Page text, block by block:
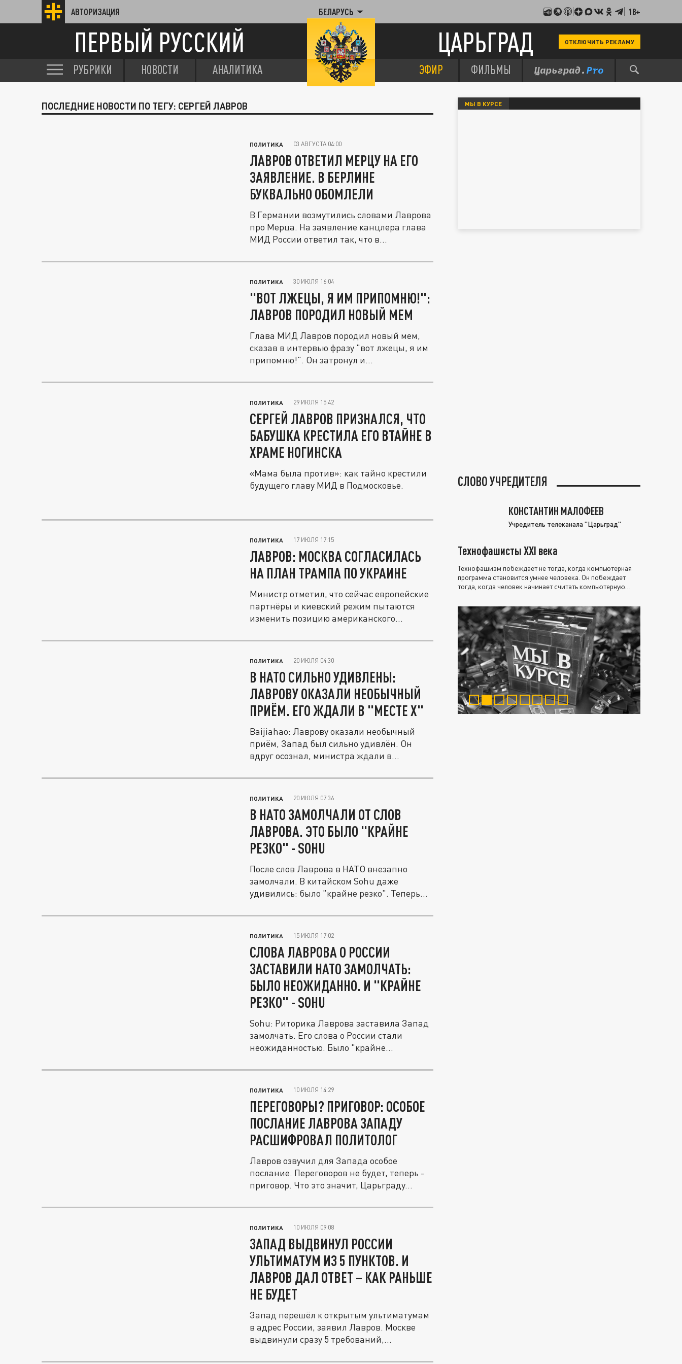
АВТОРИЗАЦИЯ БЕЛАРУСЬ 18+
ПЕРВЫЙ РУССКИЙ ЦАРЬГРАД ОТКЛЮЧИТЬ РЕКЛАМУ
РУБРИКИ НОВОСТИ АНАЛИТИКА ЭФИР ФИЛЬМЫ
ПОСЛЕДНИЕ НОВОСТИ ПО ТЕГУ: СЕРГЕЙ ЛАВРОВ
ПОЛИТИКА 03 АВГУСТА 04:00
ЛАВРОВ ОТВЕТИЛ МЕРЦУ НА ЕГО
ЗАЯВЛЕНИЕ. В БЕРЛИНЕ
БУКВАЛЬНО ОБОМЛЕЛИ
В Германии возмутились словами Лаврова
про Мерца. На заявление канцлера глава
МИД России ответил так, что в...
ПОЛИТИКА 30 ИЮЛЯ 16:04
"ВОТ ЛЖЕЦЫ, Я ИМ ПРИПОМНЮ!":
ЛАВРОВ ПОРОДИЛ НОВЫЙ МЕМ
Глава МИД Лавров породил новый мем,
сказав в интервью фразу "вот лжецы, я им
припомню!". Он затронул и...
ПОЛИТИКА 29 ИЮЛЯ 15:42
СЕРГЕЙ ЛАВРОВ ПРИЗНАЛСЯ, ЧТО
БАБУШКА КРЕСТИЛА ЕГО ВТАЙНЕ В
ХРАМЕ НОГИНСКА
«Мама была против»: как тайно крестили
будущего главу МИД в Подмосковье.
ПОЛИТИКА 17 ИЮЛЯ 17:15
ЛАВРОВ: МОСКВА СОГЛАСИЛАСЬ
НА ПЛАН ТРАМПА ПО УКРАИНЕ
Министр отметил, что сейчас европейские
партнёры и киевский режим пытаются
изменить позицию американского...
ПОЛИТИКА 20 ИЮЛЯ 04:30
В НАТО СИЛЬНО УДИВЛЕНЫ:
ЛАВРОВУ ОКАЗАЛИ НЕОБЫЧНЫЙ
ПРИЁМ. ЕГО ЖДАЛИ В "МЕСТЕ X"
Baijiahao: Лаврову оказали необычный
приём, Запад был сильно удивлён. Он
вдруг осознал, министра ждали в...
ПОЛИТИКА 20 ИЮЛЯ 07:36
В НАТО ЗАМОЛЧАЛИ ОТ СЛОВ
ЛАВРОВА. ЭТО БЫЛО "КРАЙНЕ
РЕЗКО" - SOHU
После слов Лаврова в НАТО внезапно
замолчали. В китайском Sohu даже
удивились: было "крайне резко". Теперь...
ПОЛИТИКА 15 ИЮЛЯ 17:02
СЛОВА ЛАВРОВА О РОССИИ
ЗАСТАВИЛИ НАТО ЗАМОЛЧАТЬ:
БЫЛО НЕОЖИДАННО. И "КРАЙНЕ
РЕЗКО" - SOHU
Sohu: Риторика Лаврова заставила Запад
замолчать. Его слова о России стали
неожиданностью. Было "крайне...
ПОЛИТИКА 10 ИЮЛЯ 14:29
ПЕРЕГОВОРЫ? ПРИГОВОР: ОСОБОЕ
ПОСЛАНИЕ ЛАВРОВА ЗАПАДУ
РАСШИФРОВАЛ ПОЛИТОЛОГ
Лавров озвучил для Запада особое
послание. Переговоров не будет, теперь -
приговор. Что это значит, Царьграду...
ПОЛИТИКА 10 ИЮЛЯ 09:08
ЗАПАД ВЫДВИНУЛ РОССИИ
УЛЬТИМАТУМ ИЗ 5 ПУНКТОВ. И
ЛАВРОВ ДАЛ ОТВЕТ – КАК РАНЬШЕ
НЕ БУДЕТ
Запад перешёл к открытым ультиматумам
в адрес России, заявил Лавров. Москве
выдвинули сразу 5 требований,...
МЫ В КУРСЕ
СЛОВО УЧРЕДИТЕЛЯ
КОНСТАНТИН МАЛОФЕЕВ
Учредитель телеканала "Царьград"
Технофашисты XXI века
Технофашизм побеждает не тогда, когда компьютерная
программа становится умнее человека. Он побеждает
тогда, когда человек начинает считать компьютерную